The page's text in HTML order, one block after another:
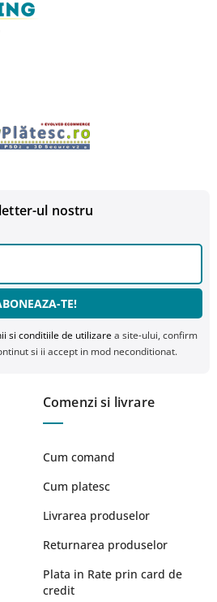
Comenzi si livrare
Cum comand
Cum platesc
Livrarea produselor
Returnarea produselor
Plata in Rate prin card de
credit
ul nostru
TE!
si conditiile de utilizarea site-ului, confirm
si ii accept in mod neconditionat.